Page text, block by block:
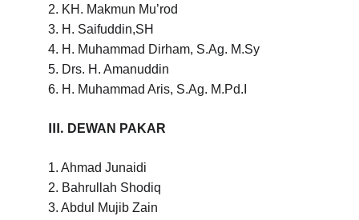
2. KH. Makmun Mu’rod
3. H. Saifuddin,SH
4. H. Muhammad Dirham, S.Ag. M.Sy
5. Drs. H. Amanuddin
6. H. Muhammad Aris, S.Ag. M.Pd.I
III. DEWAN PAKAR
1. Ahmad Junaidi
2. Bahrullah Shodiq
3. Abdul Mujib Zain